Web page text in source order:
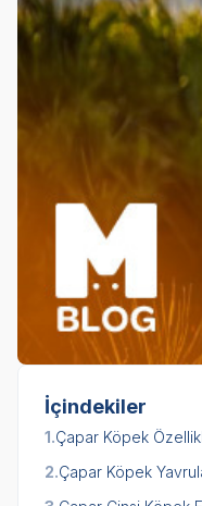
İçindekiler
1.Çapar Köpek
2.Çapar Köpek